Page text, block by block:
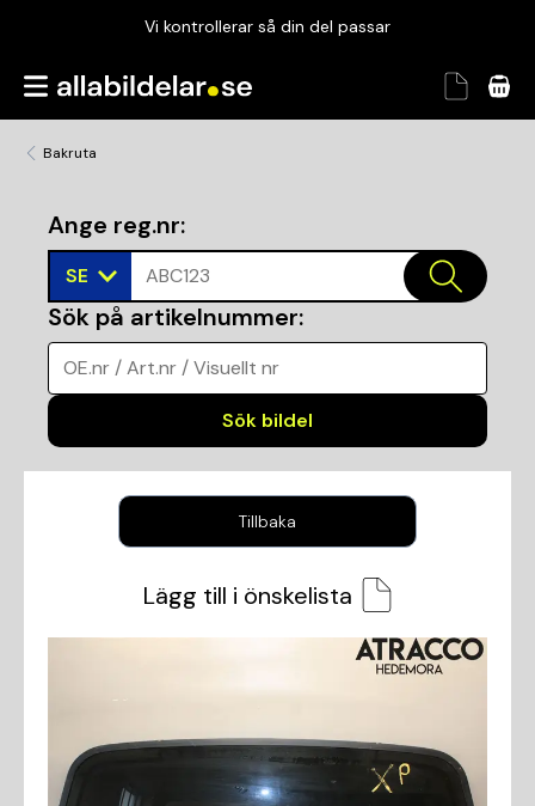
Vi kontrollerar så din del passar
Garanterad passform
Bakruta
Ange reg.nr:
SE ABC123
Sök på artikelnummer:
OE.nr / Art.nr / Visuellt nr
Sök bildel
Tillbaka
Lägg till i önskelista